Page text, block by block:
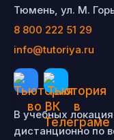
Тюмень, ул. М.
8 800 222 51 29
info@tutoriya.ru
В учебных
дистанционно по